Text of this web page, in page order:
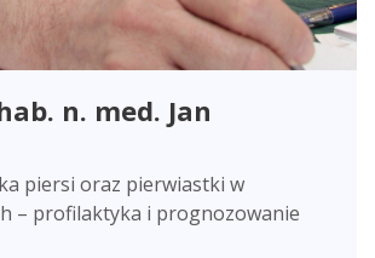
n. med. Jan
piersi oraz pierwiastki w
– profilaktyka i prognozowanie